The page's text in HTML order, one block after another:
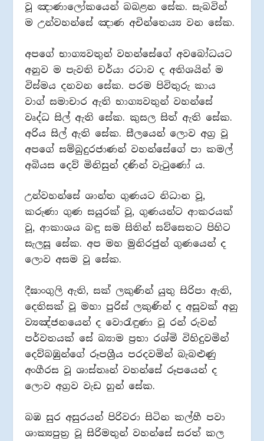
වූ ඤාණාලෝකයෙන් බබළන සේක. සැබවින්
ම උන්වහන්සේ ඤාණ අචින්තෙය්‍ය වන සේක.
අපගේ භාග්‍යවතුන් වහන්සේගේ අවබෝධයට
අනුව ම පැවති චර්යා රටාව ද අතිශයින් ම
විස්මය දනවන සේක. පරම පිවිතුරු කාය
වාග් සමාචාර ඇති භාග්‍යවතුන් වහන්සේ
වෘද්ධ සිල් ඇති සේක. කුසල සිත් ඇති සේක.
අරිය සිල් ඇති සේක. සීලයෙන් ලොව අග්‍ර වූ
අපගේ සම්බුදුරජාණන් වහන්සේගේ පා කමල්
අබියස දෙව් මිනිසුන් දණින් වැටුණෝ ය.
උන්වහන්සේ ශාන්ත ගුණයට නිධාන වූ,
කරුණා ගුණ සයුරක් වූ, ගුණයන්ට ආකරයක්
වූ, ආකාශය බඳු සම සිතින් සව්සෙතට පිහිට
සැලසූ සේක. අප මහ මුනිරජුන් ගුණයෙන් ද
ලොව අසම වූ සේක.
දීඝාංගුලි ඇති, සක් ලකුණින් යුතු සිරිපා ඇති,
දෙතිසක් වූ මහා පුරිස් ලකුණින් ද අසූවක් අනු
ව්‍යඤ්ජනයෙන් ද වොරැඳුණා වූ රන් රුවන්
පර්වතයක් සේ බ්‍යාම ප්‍රභා රශ්මි විහිදුවමින්
දෙව්බඹුන්ගේ රූපශ්‍රීය පරදවමින් බැබළුණු
අංගීරස වූ ශාස්තෘන් වහන්සේ රූපයෙන් ද
ලොව අග්‍රව වැඩ හුන් සේක.
බඹ සුර අසුරයන් පිරිවරා සිටින කල්හී පවා
ශාක්‍යපුත්‍ර වූ සිරිමතුන් වහන්සේ සරත් කල